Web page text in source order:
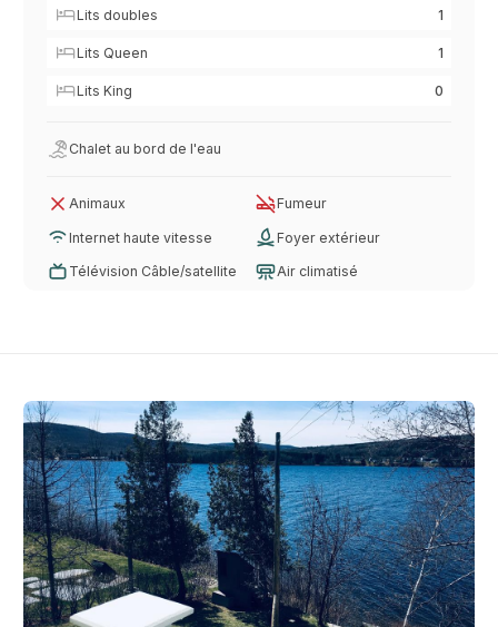
Lits doubles 1
Lits Queen 1
Lits King 0
Chalet au bord de l'eau
Animaux Fumeur
Internet haute vitesse Foyer extérieur
Télévision Câble/satellite Air climatisé